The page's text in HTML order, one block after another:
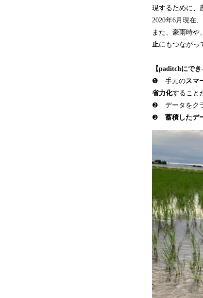
現するために、
2020年6月現在、
また、豪雨時や
止にもつながっ
【paditchにでき
❶ 手元のスマ
省力化すること
❷ データをクラ
❸ 蓄積したデ